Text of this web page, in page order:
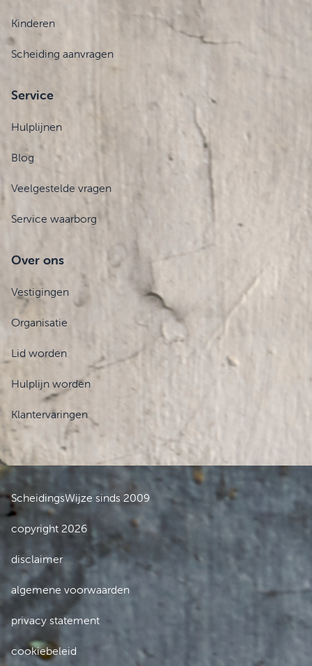
Kinderen
Scheiding aanvragen
Service
Hulplijnen
Blog
Veelgestelde vragen
Service waarborg
Over ons
Vestigingen
Organisatie
Lid worden
Hulplijn worden
Klantervaringen
ScheidingsWijze sinds 2009
copyright 2026
disclaimer
algemene voorwaarden
privacy statement
cookiebeleid